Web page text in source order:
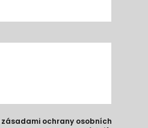
zásadami ochrany osobních